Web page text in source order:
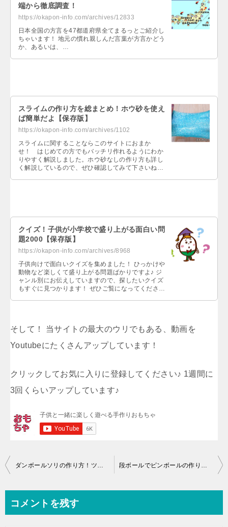
端から徹底調査！
https://okapon-info.com/archives/12833
日本全国の方言を47都道府県全てまるっとご紹介し
ちゃいます！ 地元の慣れ親しんだ言葉が方言かどう
か、あるいは、…
スライムの作り方を総まとめ！ホウ砂を使え
ば簡単だよ【保存版】
https://okapon-info.com/archives/1102
スライムに関することならこのサイトにおまか
せ！ はじめての方でもバッチリ作れるようにわか
りやすく解説しました。ホウ砂なしの作り方も詳し
く解説しているので、ぜひ確認してみて下さいね
クイズ！子供が小学校で盛り上がる面白い問
題2000【保存版】
https://okapon-info.com/archives/8968
子供向けで面白いクイズを集めました！ ひっかけや
動物など楽しくて盛り上がる問題ばかりですよ♪ ジ
ャンル別にお伝えしていますので、探したいクイズ
もすぐに見つかります！ ぜひご覧になってください
そして！ 当サイトの最大のウリでもある、動画を
Youtubeにたくさんアップしています！
クリックしてお気に入りに登録してください♪ 1週間に
3回くらいアップしています♪
投
ビ
コメントを残す